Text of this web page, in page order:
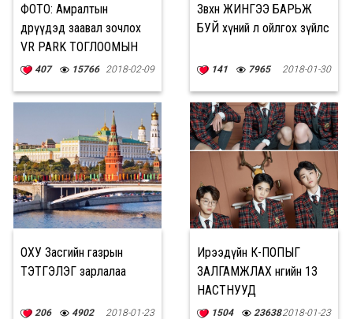
ФОТО: Амралтын
өдрүүдэд заавал зочлох
VR PARK ТОГЛООМЫН
ТӨВ407 15766 2018-02-09
Зөвхөн ЖИНГЭЭ БАРЬЖ
БУЙ хүний л ойлгох зүйлс
141 7965 2018-01-30
ОХУ Засгийн газрын
ТЭТГЭЛЭГ зарлалаа
206 4902 2018-01-23
Ирээдүйн К-ПОПЫГ
ЗАЛГАМЖЛАХ өнөөгийн 13
НАСТНУУД
1504 236382018-01-23